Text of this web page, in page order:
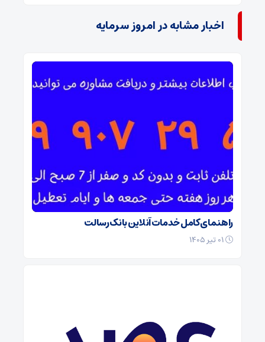
اخبار مشابه در امروز سرمایه
راهنمای کامل خدمات آنلاین بانک رسالت